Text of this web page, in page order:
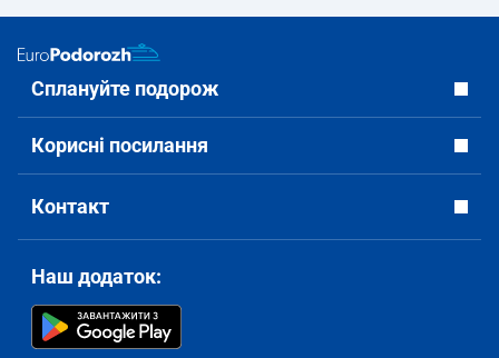
Сплануйте подорож
Корисні посилання
Контакт
Наш додаток: